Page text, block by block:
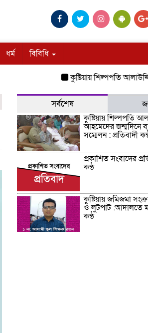
ধর্ম বিবিধি
কুষ্টিয়ায় শিল্পপতি আলাউদ্দিন
সর্বশেষ
কুষ্টিয়ায় শিল্পপতি
আহমেদের জন্মদিনে
সম্মেলন : প্রতিবাদী
প্রকাশিত সংবাদের
কন্ঠ
কুষ্টিয়ায় জমিজমা
ও লুটপাট :আদালতে
কন্ঠ